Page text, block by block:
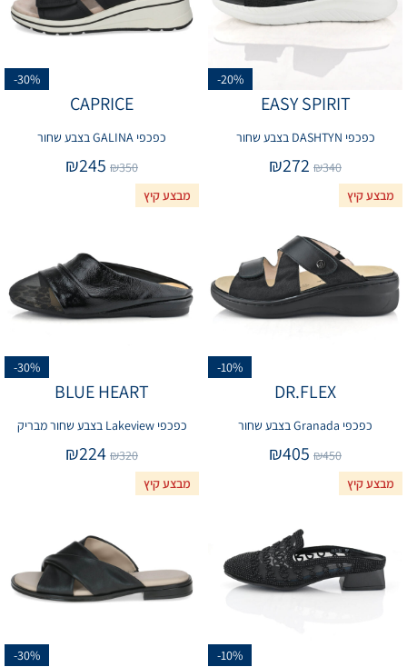
-20%
EASY SPIRIT
כפכפי DASHTYN בצבע שחור
₪340
₪272
-30%
CAPRICE
כפכפי GALINA בצבע שחור
₪350
₪245
מבצע קיץ
-10%
DR.FLEX
כפכפי Granada בצבע שחור
₪450
₪405
מבצע קיץ
-30%
BLUE HEART
כפכפי Lakeview בצבע שחור מבריק
₪320
₪224
מבצע קיץ
-10%
מבצע קיץ
-30%